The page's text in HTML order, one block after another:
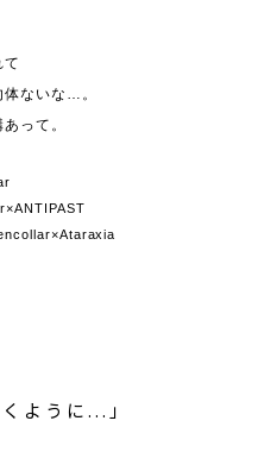
て
体ないな…。
って。
ように...」